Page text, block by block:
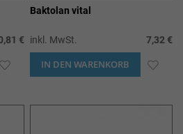
€
ZUR
Baktolan vital
inkl. MwSt. 7,32 €
IN DEN WARENKORB ZUR